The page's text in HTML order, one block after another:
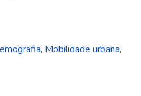
, Mobilidade urbana,